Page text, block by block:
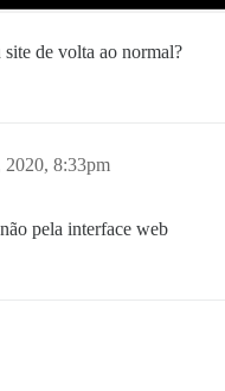
de volta ao normal?
2020, 8:33pm
pela interface web